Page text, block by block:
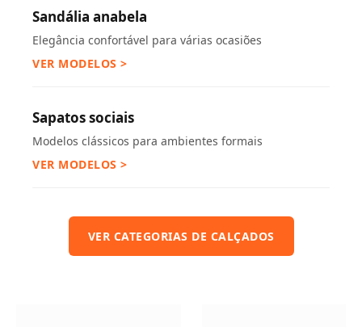
Sandália anabela
Elegância confortável para várias ocasiões
VER MODELOS >
Sapatos sociais
Modelos clássicos para ambientes formais
VER MODELOS >
VER CATEGORIAS DE CALÇADOS